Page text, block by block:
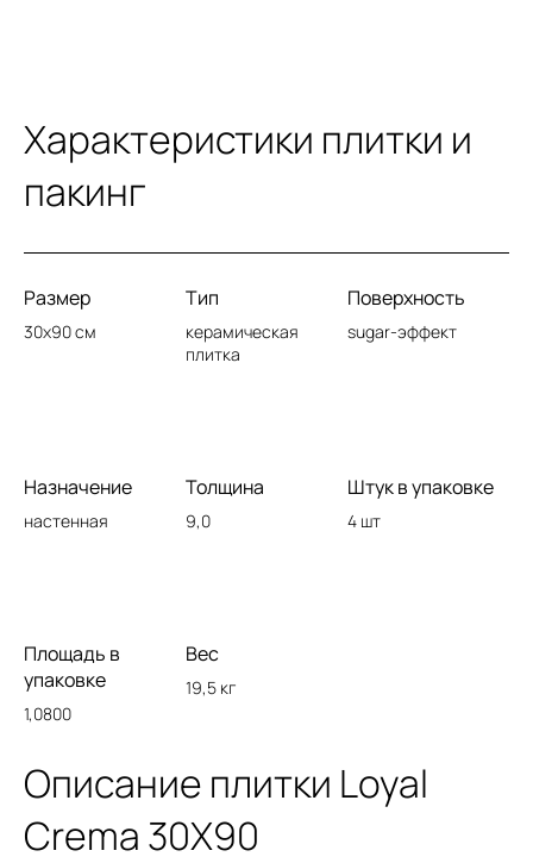
Характеристики плитки и
пакинг
Размер
30x90 см
Тип
керамическая
плитка
Поверхность
sugar-эффект
Назначение
настенная
Толщина
9,0
Штук в упаковке
4 шт
Площадь в
упаковке
1,0800
Вес
19,5 кг
Описание плитки Loyal
Crema 30X90